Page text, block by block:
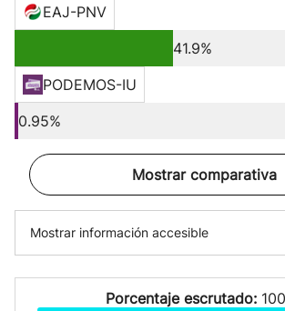
EAJ-PNV
41.9%
PODEMOS-IU
0.95%
Mostrar comparativa
Mostrar información accesible
Porcentaje escrutado: